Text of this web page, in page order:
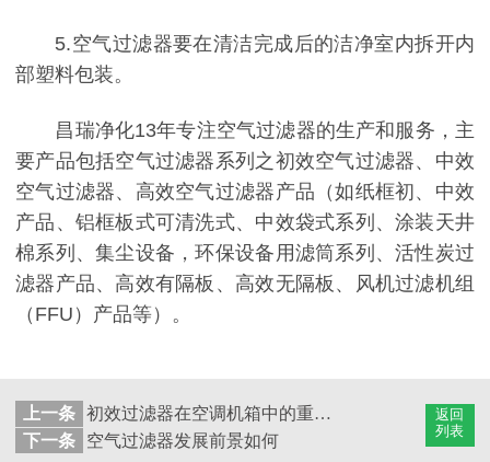
5.空气过滤器要在清洁完成后的洁净室内拆开内
部塑料包装。
昌瑞净化13年专注空气过滤器的生产和服务，主
要产品包括空气过滤器系列之初效空气过滤器、中效
空气过滤器、高效空气过滤器产品（如纸框初、中效
产品、铝框板式可清洗式、中效袋式系列、涂装天井
棉系列、集尘设备，环保设备用滤筒系列、活性炭过
滤器产品、高效有隔板、高效无隔板、风机过滤机组
（FFU）产品等）。
返回
列表
上一条
初效过滤器在空调机箱中的重要性
下一条
空气过滤器发展前景如何